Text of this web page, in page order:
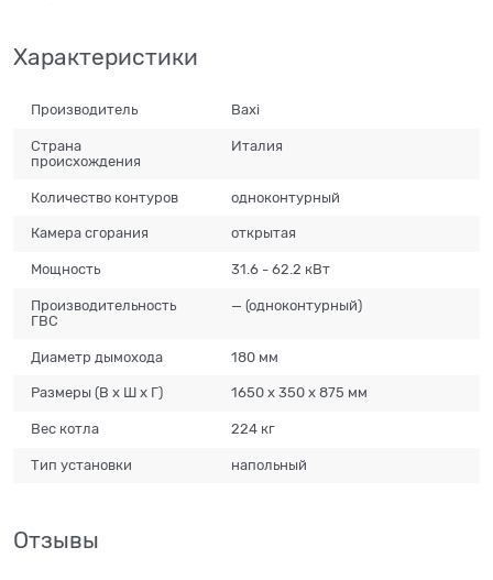
Характеристики
Производитель Baxi
Страна
происхождения
Италия
Количество контуров одноконтурный
Камера сгорания открытая
Мощность 31.6 - 62.2 кВт
Производительность
ГВС
— (одноконтурный)
Диаметр дымохода 180 мм
Размеры (В х Ш х Г) 1650 х 350 х 875 мм
Вес котла 224 кг
Тип установки напольный
Отзывы